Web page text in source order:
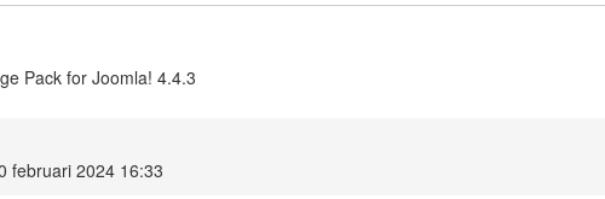
Pack for Joomla! 4.4.3
februari 2024 16:33